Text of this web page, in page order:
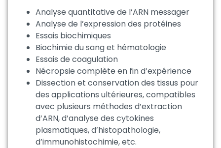
Analyse quantitative de l’ARN messager
Analyse de l’expression des protéines
Essais biochimiques
Biochimie du sang et hématologie
Essais de coagulation
Nécropsie complète en fin d’expérience
Dissection et conservation des tissus pour
des applications ultérieures, compatibles
avec plusieurs méthodes d’extraction
d’ARN, d’analyse des cytokines
plasmatiques, d’histopathologie,
d’immunohistochimie, etc.